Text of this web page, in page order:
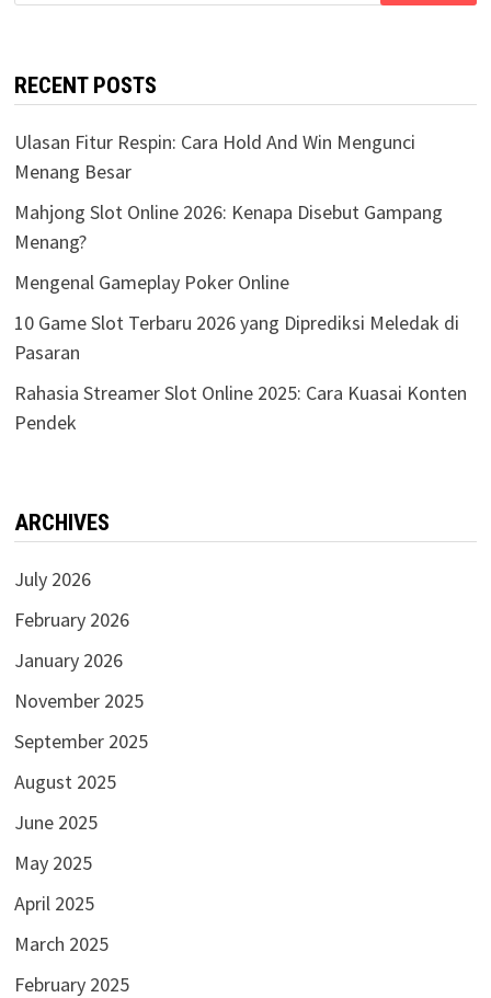
RECENT POSTS
Ulasan Fitur Respin: Cara Hold And Win Mengunci
Menang Besar
Mahjong Slot Online 2026: Kenapa Disebut Gampang
Menang?
Mengenal Gameplay Poker Online
10 Game Slot Terbaru 2026 yang Diprediksi Meledak di
Pasaran
Rahasia Streamer Slot Online 2025: Cara Kuasai Konten
Pendek
ARCHIVES
July 2026
February 2026
January 2026
November 2025
September 2025
August 2025
June 2025
May 2025
April 2025
March 2025
February 2025